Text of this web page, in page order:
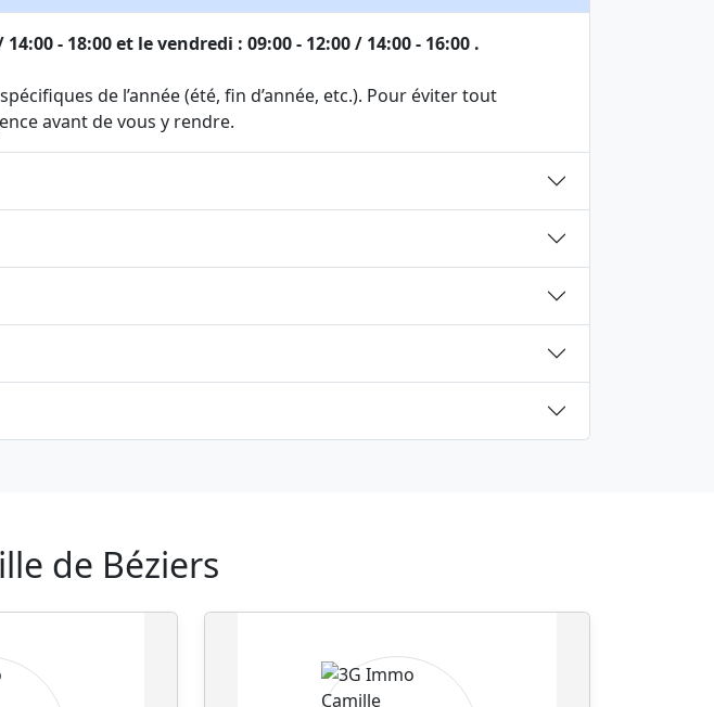
- 18:00 et le vendredi : 09:00 - 12:00 / 14:00 - 16:00 .
de l’année (été, fin d’année, etc.). Pour éviter tout
avant de vous y rendre.
de Béziers